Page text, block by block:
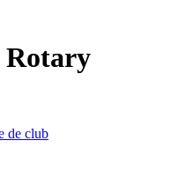
Rotary
de club